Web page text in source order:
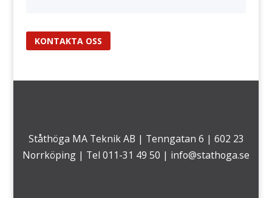
KONTAKTA OSS
Ståthöga MA Teknik AB | Tenngatan 6 | 602 23
Norrköping | Tel 011-31 49 50 | info@stathoga.se